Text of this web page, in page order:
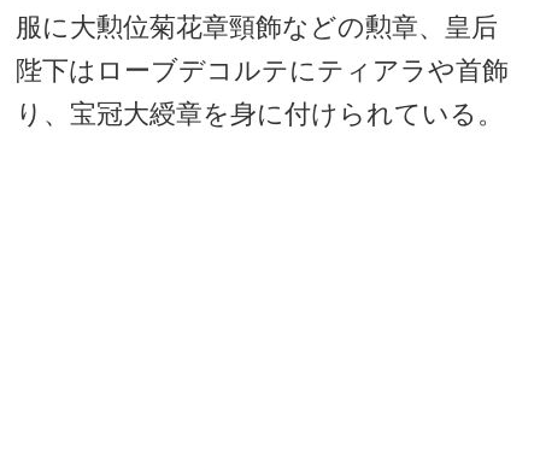
服に大勲位菊花章頸飾などの勲章、皇后
陛下はローブデコルテにティアラや首飾
り、宝冠大綬章を身に付けられている。